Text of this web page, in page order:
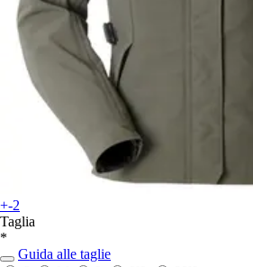
+-2
Taglia
*
Guida alle taglie